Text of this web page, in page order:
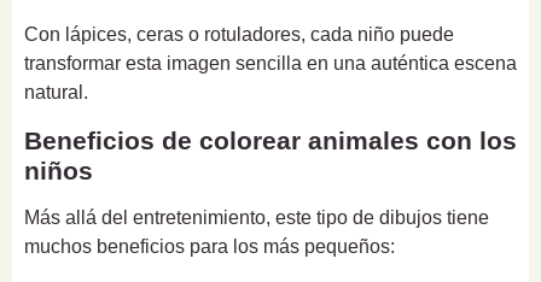
Con lápices, ceras o rotuladores, cada niño puede
transformar esta imagen sencilla en una auténtica escena
natural.
Beneficios de colorear animales con los
niños
Más allá del entretenimiento, este tipo de dibujos tiene
muchos beneficios para los más pequeños: